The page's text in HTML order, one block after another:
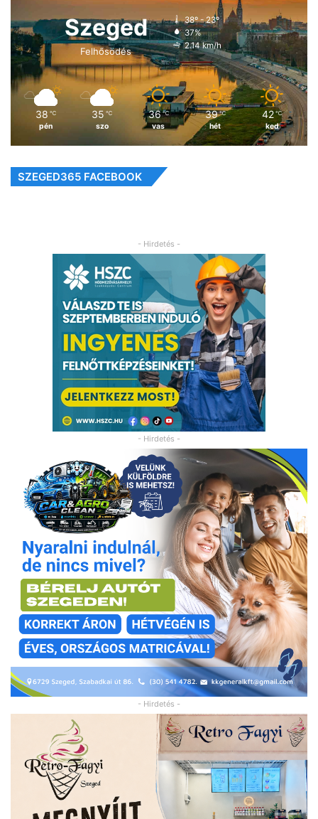
Szeged
Felhősödés
38º - 23º
37%
2.14 km/h
38 ℃
pén
35 ℃
szo
36 ℃
vas
39 ℃
hét
42 ℃
ked
SZEGED365 FACEBOOK
- Hirdetés -
- Hirdetés -
- Hirdetés -